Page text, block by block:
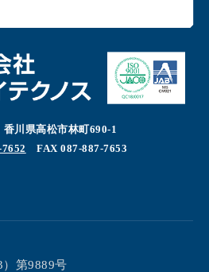
香川県高松市林町690-1
FAX 087-887-7653
）第9889号